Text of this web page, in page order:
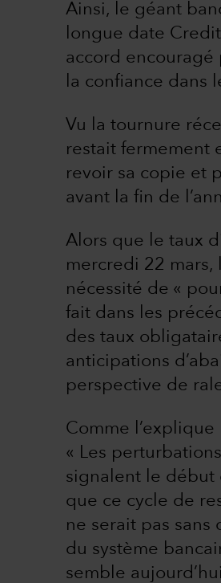
Ainsi, le géant
longue date
accord encouragé
la confiance dans
Vu la tournure
restait fermement
revoir sa copie et
avant la fin de
Alors que le taux
mercredi 22 mars,
nécessité de «
fait dans les
des taux
anticipations
perspective de
Comme
« Les
signalent le début
que ce cycle de
ne serait pas
du système
semble